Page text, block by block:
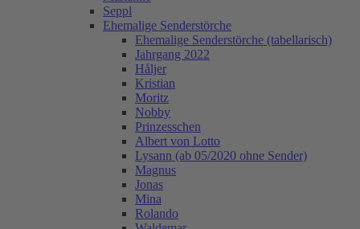
Seppl
Ehemalige Senderstörche
Ehemalige Senderstörche (tabellarisch)
Jahrgang 2022
Håljer
Kristian
Moritz
Nobby
Prinzesschen
Albert von Lotto
Lysann (ab 05/2020 ohne Sender)
Magnus
Jonas
Mina
Rolando